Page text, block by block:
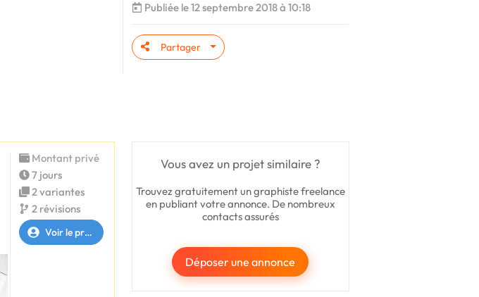
Publiée le 12 septembre 2018 à 10:18
Partager
Vous avez un projet similaire ?
Trouvez gratuitement un graphiste freelance
en publiant votre annonce. De nombreux
contacts assurés
Déposer une annonce
Montant privé
7 jours
2 variantes
2 révisions
Voir le profil